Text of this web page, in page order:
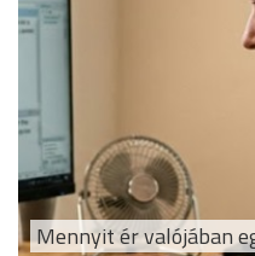
Mennyit ér valójában